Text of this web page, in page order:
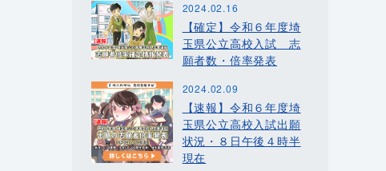
2024.02.16
【確定】令和６年度埼
玉県公立高校入試 志
願者数・倍率発表
2024.02.09
【速報】令和６年度埼
玉県公立高校入試出願
状況・８日午後４時半
現在